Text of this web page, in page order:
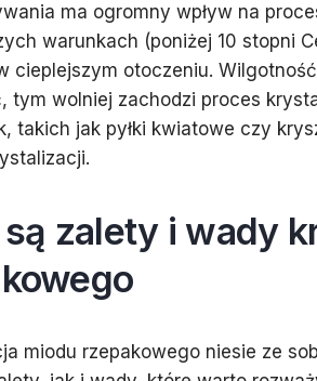
ma ogromny wpływ na
warunkach (poniżej 10 stopni
cieplejszym otoczeniu.
tym wolniej zachodzi proces
takich jak pyłki kwiatowe czy
zalety i wady
miodu rzepakowego niesie ze